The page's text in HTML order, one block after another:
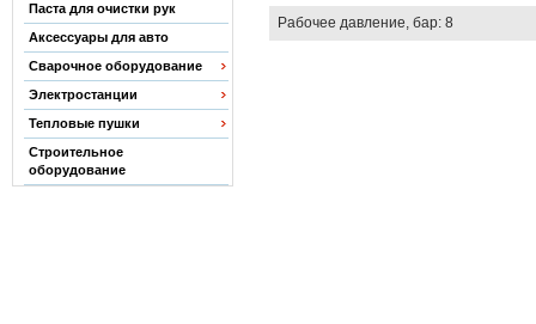
Паста для очистки рук
Аксессуары для авто
Сварочное оборудование
Электростанции
Тепловые пушки
Строительное
оборудование
Рабочее давление, бар: 8